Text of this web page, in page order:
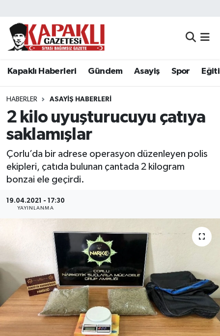
Kapaklı Haberleri Gündem Asayiş Spor
HABERLER ASAYIŞ HABERLERI
2 kilo uyuşturucuyu çatıya
saklamışlar
Çorlu’da bir adrese operasyon düzenleyen polis
ekipleri, çatıda bulunan çantada 2 kilogram
bonzai ele geçirdi.
19.04.2021 - 17:30
YAYINLANMA
Kapaklı Haberleri
Asayiş
Spor
Eğitim
Siyaset
Ekonomi
Teknoloji
Yaşam
Tekirdağ Nöbetçi Eczaneler
Tekirdağ Namaz Vakitleri
Tekirdağ Trafik Yoğunluk Haritası
Süper Lig Puan Durumu ve Fikstür
Tüm Manşetler